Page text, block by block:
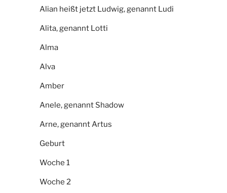
Alian heißt jetzt Ludwig, genannt Ludi
Alita, genannt Lotti
Alma
Alva
Amber
Anele, genannt Shadow
Arne, genannt Artus
Geburt
Woche 1
Woche 2